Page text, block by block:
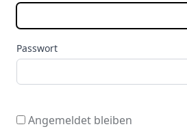
Passwort
Angemeldet bleiben